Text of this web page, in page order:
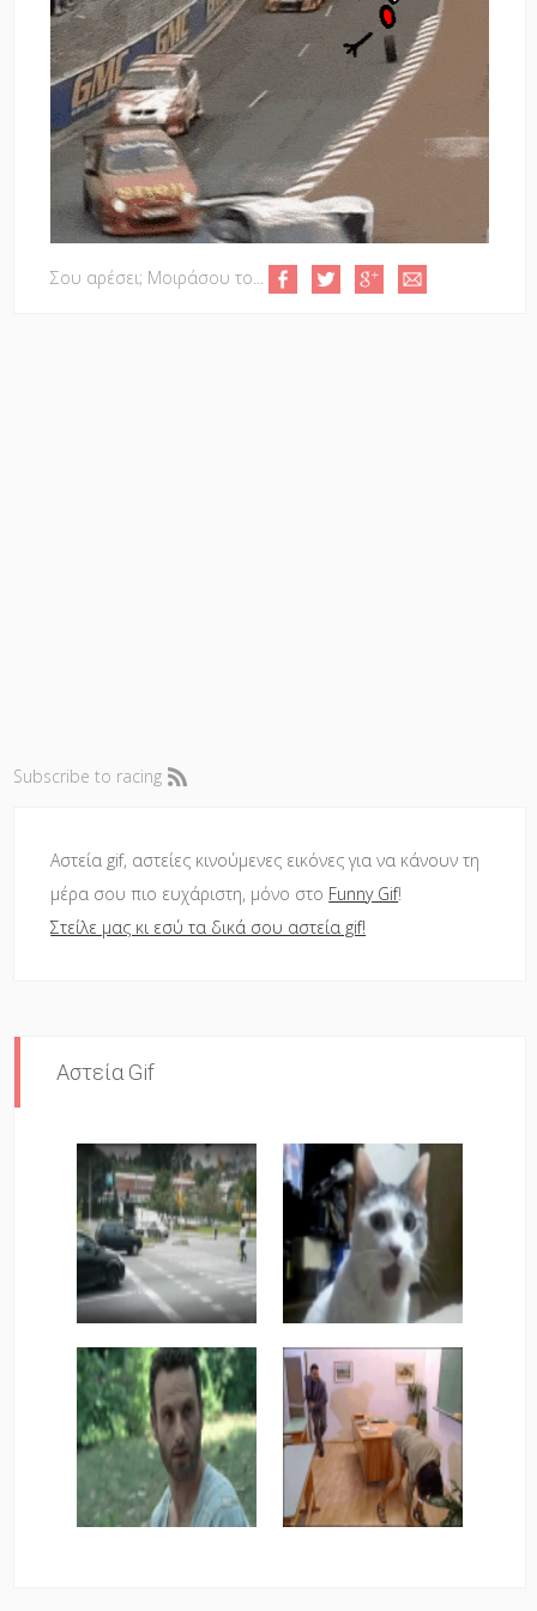
Σου αρέσει; Μοιράσου το...
Subscribe to racing
Αστεία gif, αστείες κινούμενες εικόνες για να κάνουν τη
μέρα σου πιο ευχάριστη, μόνο στο Funny Gif!
Στείλε μας κι εσύ τα δικά σου αστεία gif!
Αστεία Gif